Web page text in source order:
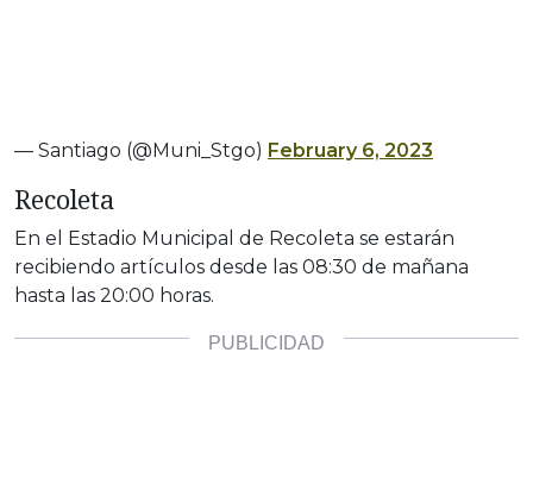
— Santiago (@Muni_Stgo) February 6, 2023
Recoleta
En el Estadio Municipal de Recoleta se estarán
recibiendo artículos desde las 08:30 de mañana
hasta las 20:00 horas.